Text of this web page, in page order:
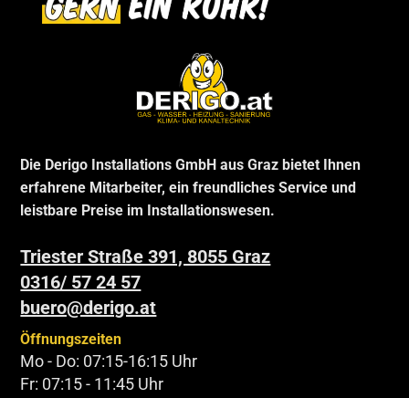
Die Derigo Installations GmbH aus Graz bietet Ihnen
erfahrene Mitarbeiter, ein freundliches Service und
leistbare Preise im Installationswesen.
Triester Straße 391, 8055 Graz
0316/ 57 24 57
buero@derigo.at
Öffnungszeiten
Mo - Do: 07:15-16:15 Uhr
Fr: 07:15 - 11:45 Uhr